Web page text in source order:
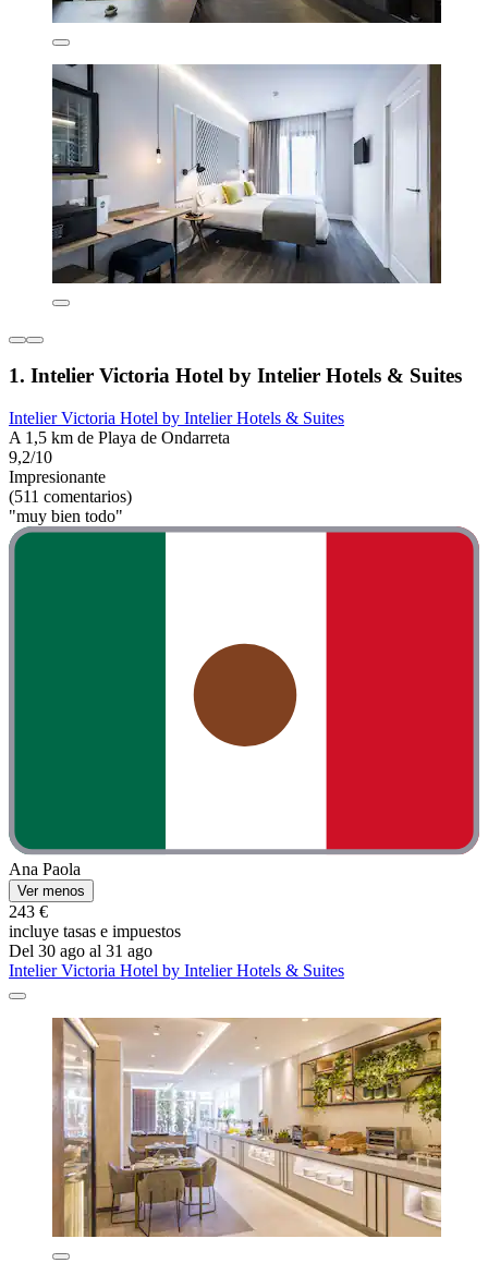
1. Intelier Victoria Hotel by Intelier Hotels & Suites
Intelier Victoria Hotel by Intelier Hotels & Suites
A 1,5 km de Playa de Ondarreta
9,2/10
Impresionante
(511 comentarios)
"muy bien todo"
Ana Paola
Ver menos
243 €
incluye tasas e impuestos
Del 30 ago al 31 ago
Intelier Victoria Hotel by Intelier Hotels & Suites